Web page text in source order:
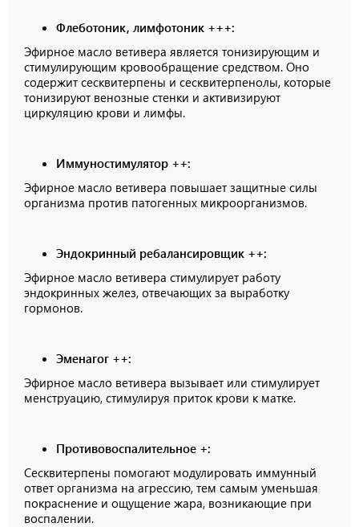
Флеботоник, лимфотоник +++:
Эфирное масло ветивера является тонизирующим и
стимулирующим кровообращение средством. Оно
содержит сесквитерпены и сесквитерпенолы, которые
тонизируют венозные стенки и активизируют
циркуляцию крови и лимфы.
Иммуностимулятор ++:
Эфирное масло ветивера повышает защитные силы
организма против патогенных микроорганизмов.
Эндокринный ребалансировщик ++:
Эфирное масло ветивера стимулирует работу
эндокринных желез, отвечающих за выработку
гормонов.
Эменагог ++:
Эфирное масло ветивера вызывает или стимулирует
менструацию, стимулируя приток крови к матке.
Противовоспалительное +:
Сесквитерпены помогают модулировать иммунный
ответ организма на агрессию, тем самым уменьшая
покраснение и ощущение жара, возникающие при
воспалении.